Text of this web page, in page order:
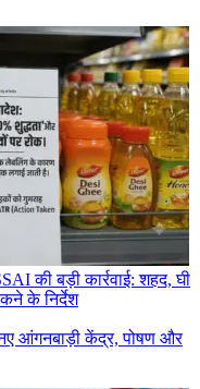
की बड़ी कार्रवाई: शहद, घी
के निर्देश
आंगनबाड़ी केंद्र, पोषण और